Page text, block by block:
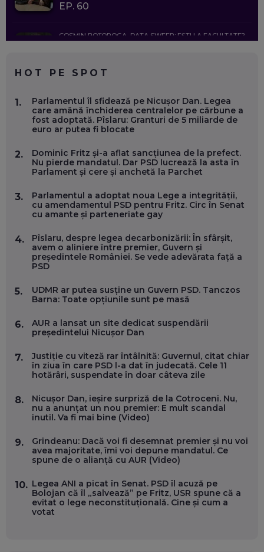
EP. 60
COSMIN BOȚOROGA, DATA SWEEP: EȘTI LA FACULTATE?
FOLOSEȘTI TEHNOLOGIA CA SĂ FII MAI BUN LA JOB. ȘI CUM
SE VA SCHIMBA MUNCA, ÎN URMĂTORII ANI
EP. 58
MARIUS PAȘCULEA, COFONDATOR AL KULTH: CUM
FOLOSEȘTI TEHNOLOGIA CA SĂ ÎȚI DESCHIZI DRUMUL
CĂTRE ARTĂ, LA NIVEL GLOBAL
ANDREI AVĂDANEI, BIT SENTINEL: CUM ÎȚI PROTEJEZI
CARIERĂ DE „HACKER CU PERMIS”
EP. 56
ÎNVAȚĂ AEO ȘI GEO!
EP. 55
OLIVIU MATEI, HOLISUN: SOFTWARE DE LA CLUJ PENTRU
VERTICALE FĂRĂ PĂMÂNT
EP. 54
VALENTIN VANCEA, CEO AL PATRIA BANK: AUTOMATIZĂM
PROCESE, DAR CE FACEM CÂND PICĂ BAZA DE DATE, LA
INSTITUȚIILE STATULUI?
EP. 53
VOICU OPREAN (AROBS): CUM CONSTRUIEȘTI O COMPANIE
GLOBALĂ, FĂRĂ SĂ PIERZI LEGĂTURA CU COMUNITATEA
EP. 52
ROBERT GRAUR, FOMO: SPEAKERUL PE SCENĂ, INVITATUL
HOT PE SPOT
1.
Parlamentul îl sfidează pe Nicușor Dan. Legea
care amână închiderea centralelor pe cărbune a
fost adoptată. Pîslaru: Granturi de 5 miliarde de
euro ar putea fi blocate
2.
Dominic Fritz și-a aflat sancțiunea de la prefect.
Nu pierde mandatul. Dar PSD lucrează la asta în
Parlament și cere și anchetă la Parchet
3.
Parlamentul a adoptat noua Lege a integrității,
cu amendamentul PSD pentru Fritz. Circ în Senat
cu amante și parteneriate gay
4.
Pîslaru, despre legea decarbonizării: În sfârșit,
avem o aliniere între premier, Guvern și
președintele României. Se vede adevărata față a
PSD
5.
UDMR ar putea susține un Guvern PSD. Tanczos
Barna: Toate opțiunile sunt pe masă
6.
AUR a lansat un site dedicat suspendării
președintelui Nicușor Dan
7.
Justiție cu viteză rar întâlnită: Guvernul, citat chiar
în ziua în care PSD l-a dat în judecată. Cele 11
hotărâri, suspendate în doar câteva zile
8.
Nicușor Dan, ieșire surpriză de la Cotroceni. Nu,
nu a anunțat un nou premier: E mult scandal
inutil. Va fi mai bine (Video)
9.
Grindeanu: Dacă voi fi desemnat premier și nu voi
avea majoritate, îmi voi depune mandatul. Ce
spune de o alianță cu AUR (Video)
10. Legea ANI a picat în Senat. PSD îl acuză pe
Bolojan că îl „salvează” pe Fritz, USR spune că a
evitat o lege neconstituțională. Cine și cum a
votat